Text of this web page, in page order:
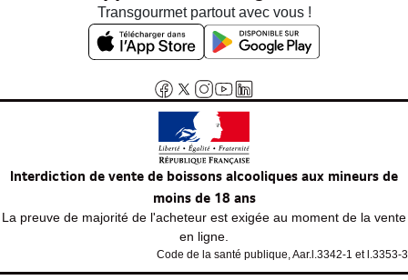
Transgourmet partout avec vous !
Interdiction de vente de boissons alcooliques aux mineurs de
moins de 18 ans
La preuve de majorité de l'acheteur est exigée au moment de la vente
en ligne.
Code de la santé publique, Aar.l.3342-1 et l.3353-3